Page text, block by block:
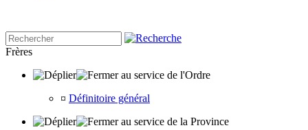
Frères
au service de l'Ordre
¤ Définitoire général
au service de la Province